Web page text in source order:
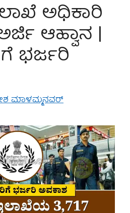
ಅಧಿಕಾರಿ
ಆಹ್ವಾನ |
ಭರ್ಜರಿ
ಮಾಳಮ್ಮನವರ್